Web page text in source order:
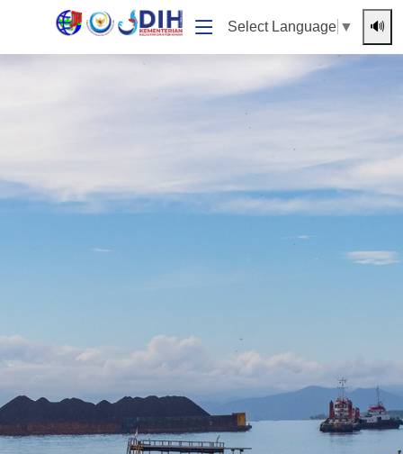
Select Language ▼ 🔊